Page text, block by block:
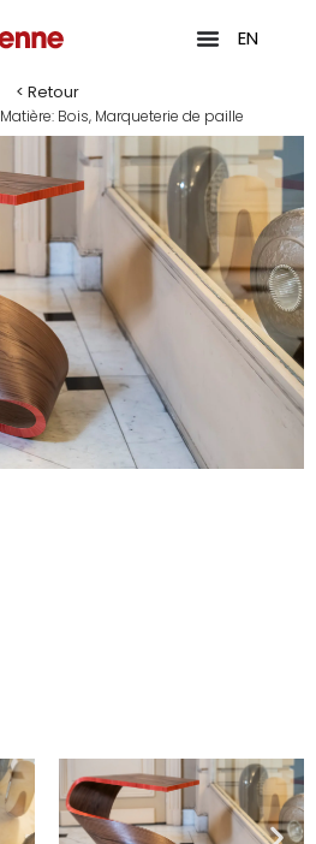
EN
< Retour
Matière: Bois, Marqueterie de paille